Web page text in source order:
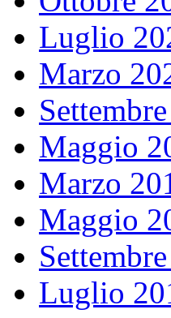
Luglio
Marzo
Maggio
Marzo
Maggio
Luglio